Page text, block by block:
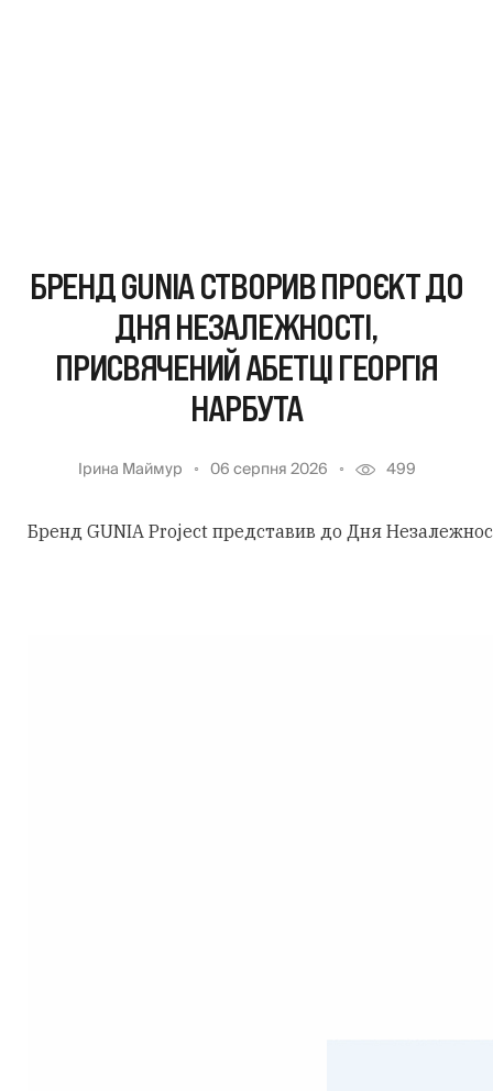
БРЕНД GUNIA СТВОРИВ ПРОЄКТ ДО
ДНЯ НЕЗАЛЕЖНОСТІ,
ПРИСВЯЧЕНИЙ АБЕТЦІ ГЕОРГІЯ
НАРБУТА
Ірина Маймур 06 серпня 2026 499
Бренд GUNIA Project представив до Дня